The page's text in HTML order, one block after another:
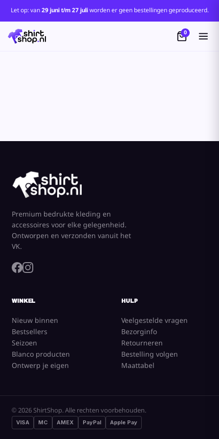
Let op: van29 juni t/m 27 juliworden er geen bestellingen geproduceerd.
0
Premium bedrukte kleding en
accessoires voor elke gelegenheid.
Ontworpen en verzonden vanuit het
VK.
WINKEL
Nieuw binnen
Bestsellers
Seizoen
Blanco producten
Ontwerp je eigen
HULP
Veelgestelde vragen
Bezorginfo
Retourneren
Bestelling volgen
Maattabel
© 2026 ShirtShop. Alle rechten voorbehouden.
VISA MC AMEX PayPal Apple Pay
Standaard
Price: Lowest First
Price: Highest First